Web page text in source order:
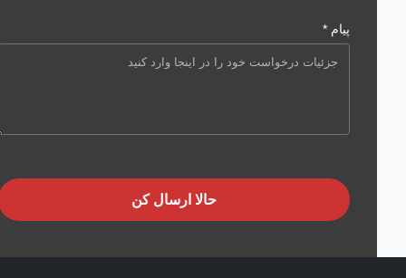
حالا ارسال کن